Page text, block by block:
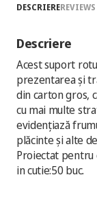
DESCRIEREREVIEWS
Descriere
Acest suport
prezentarea și
din carton gros,
cu mai multe
evidențiază
plăcinte și alte
Proiectat pentru
in cutie:50 buc.